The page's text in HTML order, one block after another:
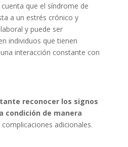
que el síndrome de
a un estrés crónico y
y puede ser
individuos que tienen
interacción constante con
reconocer los signos
condición de manera
adicionales.